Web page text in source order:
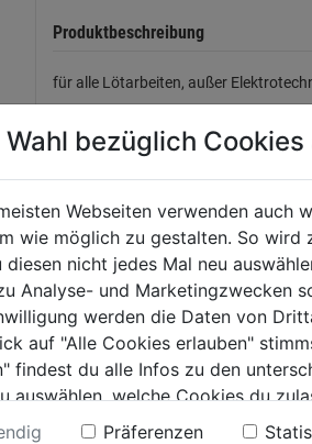
Produktbeschreibung
für alle Lötarbeiten, außer
Bewertung
WEITERE PRODUKTE
Wahl bezüglich
Webseiten verwenden auch
wie möglich zu gestalten. So
diesen nicht jedes Mal neu
Analyse- und Marketingzwecken
werden die Daten von
auf "Alle Cookies erlauben"
findest du alle Infos zu den
auswählen, welche Cookies du
findest du in unserer
Präferenzen